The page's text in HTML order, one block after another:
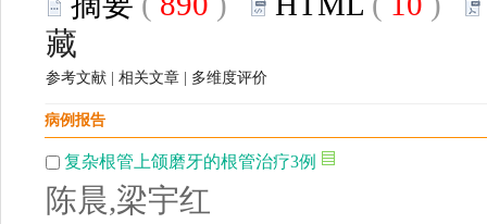
藏
参考文献 | 相关文章 | 多维度评价
病例报告
复杂根管上颌磨牙的根管治疗3例
陈晨,梁宇红